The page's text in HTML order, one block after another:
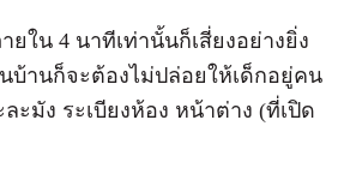
ใน 4 นาทีเท่านั้นก็เสี่ยงอย่างยิ่ง
บ้านก็จะต้องไม่ปล่อยให้เด็กอยู่คน
ะมัง ระเบียงห้อง หน้าต่าง (ที่เปิด